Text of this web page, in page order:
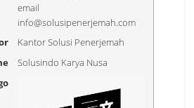
email
info@solusipenerjemah.com
Kantor Solusi Penerjemah
Solusindo Karya Nusa